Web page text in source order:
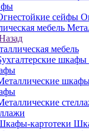
мебель